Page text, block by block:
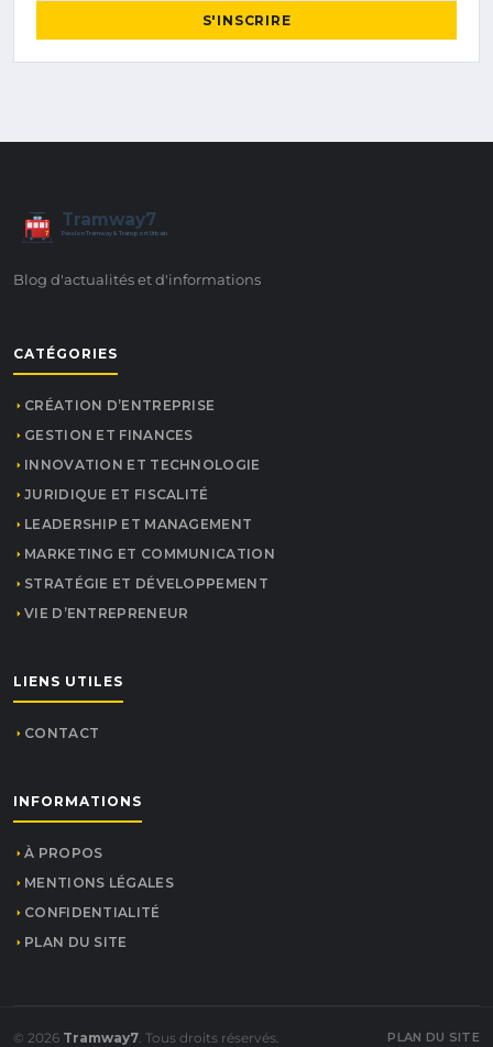
S'INSCRIRE
7
Tramway7
Passion Tramway & Transport Urbain
Blog d'actualités et d'informations
CATÉGORIES
CRÉATION D’ENTREPRISE
GESTION ET FINANCES
INNOVATION ET TECHNOLOGIE
JURIDIQUE ET FISCALITÉ
LEADERSHIP ET MANAGEMENT
MARKETING ET COMMUNICATION
STRATÉGIE ET DÉVELOPPEMENT
VIE D’ENTREPRENEUR
LIENS UTILES
CONTACT
INFORMATIONS
À PROPOS
MENTIONS LÉGALES
CONFIDENTIALITÉ
PLAN DU SITE
© 2026 Tramway7. Tous droits réservés. PLAN DU SITE